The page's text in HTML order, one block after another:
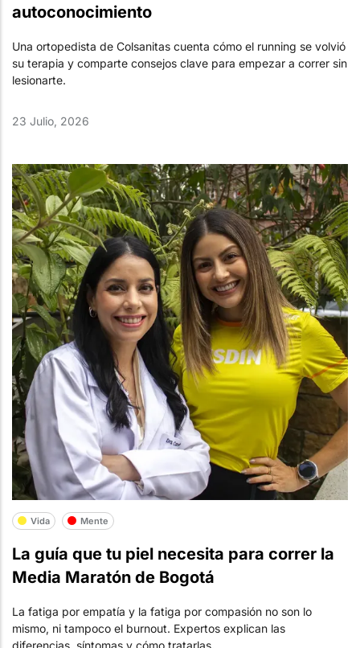
autoconocimiento
Una ortopedista de Colsanitas cuenta cómo el running se volvió
su terapia y comparte consejos clave para empezar a correr sin
lesionarte.
23 Julio, 2026
Vida Mente
La guía que tu piel necesita para correr la
Media Maratón de Bogotá
La fatiga por empatía y la fatiga por compasión no son lo
mismo, ni tampoco el burnout. Expertos explican las